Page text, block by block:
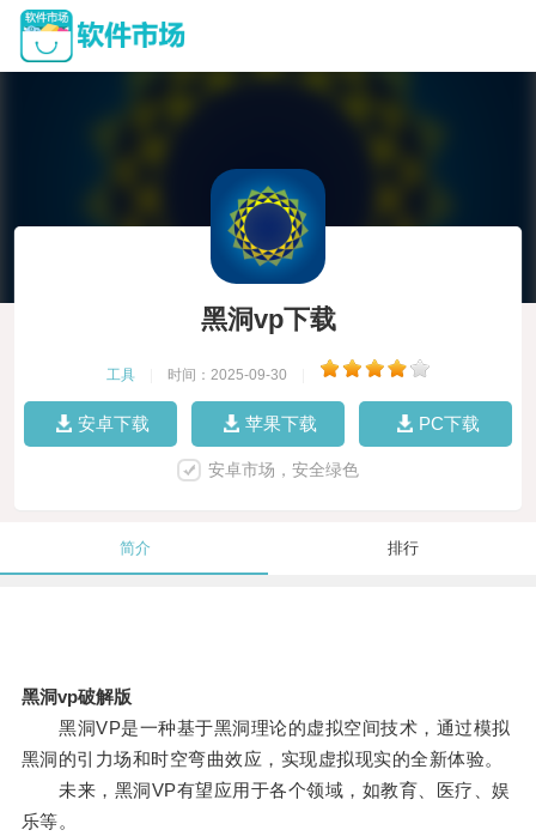
黑洞vp下载
工具 时间：2025-09-30
安卓下载 苹果下载 PC下载
安卓市场，安全绿色
简介 排行
黑洞vp破解版
黑洞VP是一种基于黑洞理论的虚拟空间技术，通过模拟
黑洞的引力场和时空弯曲效应，实现虚拟现实的全新体验。
未来，黑洞VP有望应用于各个领域，如教育、医疗、娱
乐等。